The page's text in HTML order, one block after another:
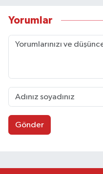
Yorumlar
Gönder